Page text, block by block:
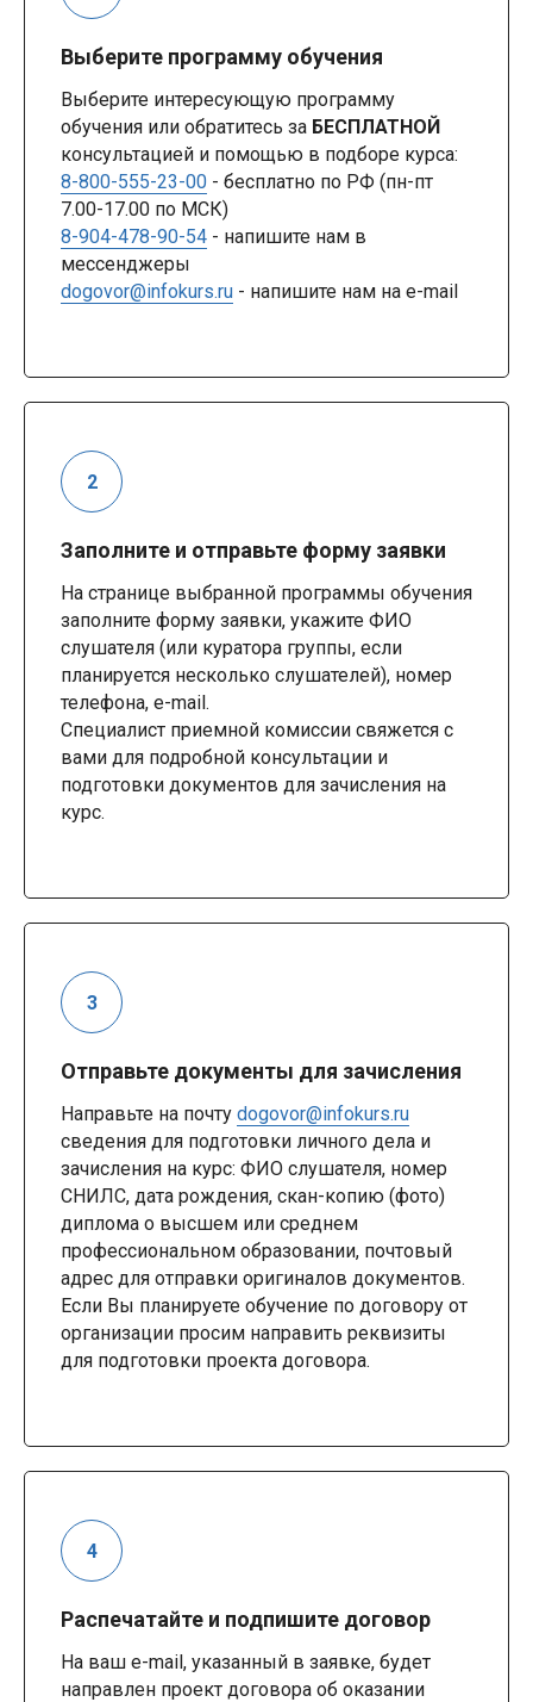
Выберите программу обучения
Выберите интересующую программу
обучения или обратитесь за БЕСПЛАТНОЙ
консультацией и помощью в подборе курса:
8-800-555-23-00 - бесплатно по РФ (пн-пт
7.00-17.00 по МСК)
8-904-478-90-54 - напишите нам в
мессенджеры
dogovor@infokurs.ru - напишите нам на e-mail
Заполните и отправьте форму заявки
На странице выбранной программы обучения
заполните форму заявки, укажите ФИО
слушателя (или куратора группы, если
планируется несколько слушателей), номер
телефона, e-mail.
Специалист приемной комиссии свяжется с
вами для подробной консультации и
подготовки документов для зачисления на
курс.
Отправьте документы для зачисления
Направьте на почту dogovor@infokurs.ru
сведения для подготовки личного дела и
зачисления на курс: ФИО слушателя, номер
СНИЛС, дата рождения, скан-копию (фото)
диплома о высшем или среднем
профессиональном образовании, почтовый
адрес для отправки оригиналов документов.
Если Вы планируете обучение по договору от
организации просим направить реквизиты
для подготовки проекта договора.
Распечатайте и подпишите договор
На ваш e-mail, указанный в заявке, будет
направлен проект договора об оказании